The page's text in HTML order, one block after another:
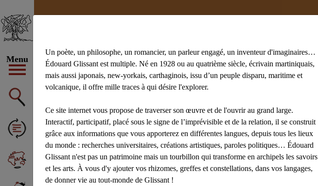
Menu
Un poète, un philosophe, un romancier, un parleur engagé, un inventeur d'imaginaires…
Édouard Glissant est multiple. Né en 1928 ou au quatrième siècle, écrivain martiniquais,
mais aussi japonais, new-yorkais, carthaginois, issu d’un peuple disparu, maritime et
volcanique, il offre mille traces à qui désire l'explorer.
Ce site internet vous propose de traverser son œuvre et de l'ouvrir au grand large.
Interactif, participatif, placé sous le signe de l’imprévisible et de la relation, il se construit
grâce aux informations que vous apporterez en différentes langues, depuis tous les lieux
du monde : recherches universitaires, créations artistiques, paroles politiques… Édouard
Glissant n'est pas un patrimoine mais un tourbillon qui transforme en archipels les savoirs
et les arts. À vous d'y ajouter vos rhizomes, greffes et constellations, dans vos langages,
de donner vie au tout-monde de Glissant !